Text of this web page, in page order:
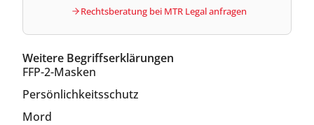
Rechtsberatung bei MTR Legal anfragen
Weitere Begriffserklärungen
FFP-2-Masken
Persönlichkeitsschutz
Mord